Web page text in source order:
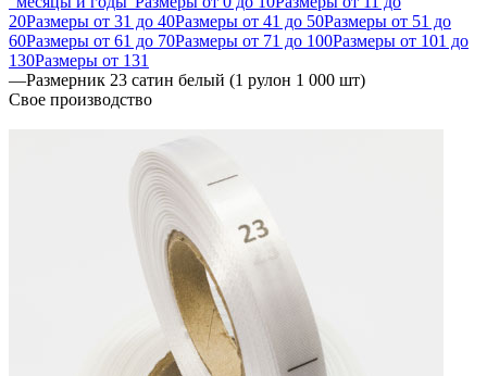
20Размеры от 31 до 40Размеры от 41 до 50Размеры от 51 до
60Размеры от 61 до 70Размеры от 71 до 100Размеры от 101 до
130Размеры от 131
—Размерник 23 сатин белый (1 рулон 1 000 шт)
Свое производство